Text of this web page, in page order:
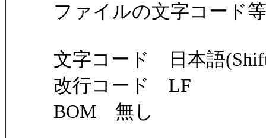
ファイルの文字コード
文字コード 日本語
改行コード LF
BOM 無し